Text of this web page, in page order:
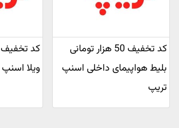
کد تخفیف 50 هزار تومانی
بلیط هواپیمای داخلی اسنپ
تریپ
ویلا